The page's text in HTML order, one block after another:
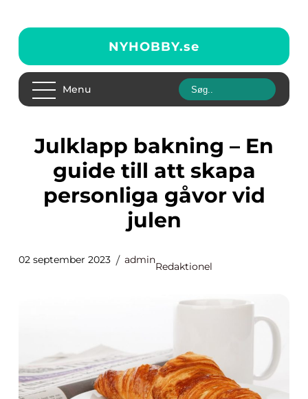
NYHOBBY.se
Menu
Julklapp bakning – En
guide till att skapa
personliga gåvor vid
julen
02 september 2023 admin
Redaktionel